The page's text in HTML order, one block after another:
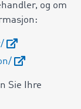
og om
Sie Ihre